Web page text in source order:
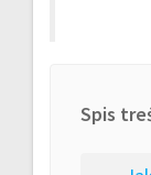
Spis